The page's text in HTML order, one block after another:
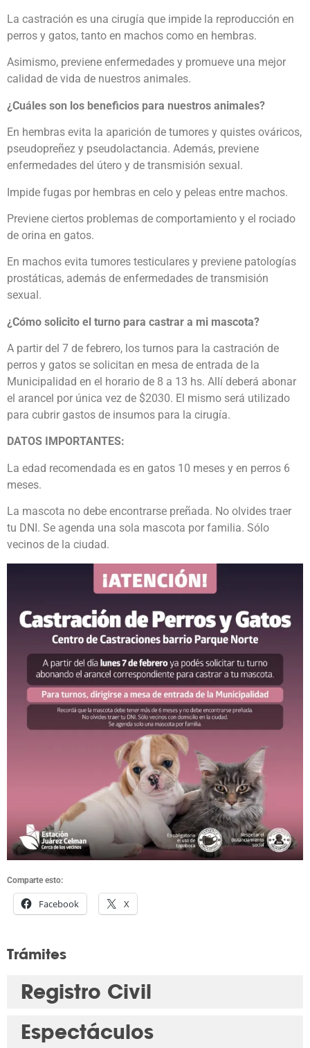
La castración es una cirugía que impide la reproducción en
perros y gatos, tanto en machos como en hembras.
Asimismo, previene enfermedades y promueve una mejor
calidad de vida de nuestros animales.
¿Cuáles son los beneficios para nuestros animales?
En hembras evita la aparición de tumores y quistes ováricos,
pseudopreñez y pseudolactancia. Además, previene
enfermedades del útero y de transmisión sexual.
Impide fugas por hembras en celo y peleas entre machos.
Previene ciertos problemas de comportamiento y el rociado
de orina en gatos.
En machos evita tumores testiculares y previene patologías
prostáticas, además de enfermedades de transmisión
sexual.
¿Cómo solicito el turno para castrar a mi mascota?
A partir del 7 de febrero, los turnos para la castración de
perros y gatos se solicitan en mesa de entrada de la
Municipalidad en el horario de 8 a 13 hs. Allí deberá abonar
el arancel por única vez de $2030. El mismo será utilizado
para cubrir gastos de insumos para la cirugía.
DATOS IMPORTANTES:
La edad recomendada es en gatos 10 meses y en perros 6
meses.
La mascota no debe encontrarse preñada. No olvides traer
tu DNI. Se agenda una sola mascota por familia. Sólo
vecinos de la ciudad.
Comparte esto:
Facebook X
Trámites
Registro Civil
Espectáculos